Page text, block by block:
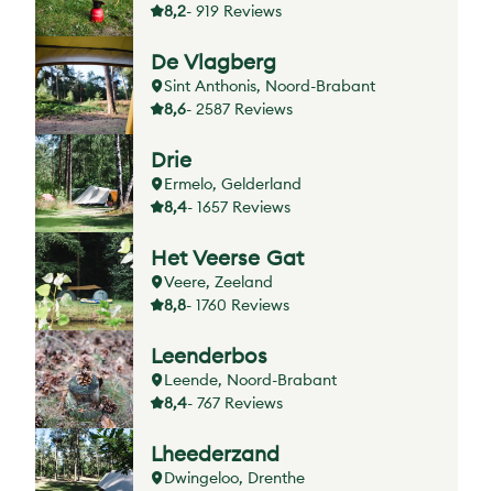
8,2- 919 Reviews
De Vlagberg
Sint Anthonis, Noord-Brabant
8,6- 2587 Reviews
Drie
Ermelo, Gelderland
8,4- 1657 Reviews
Het Veerse Gat
Veere, Zeeland
8,8- 1760 Reviews
Leenderbos
Leende, Noord-Brabant
8,4- 767 Reviews
Lheederzand
Dwingeloo, Drenthe